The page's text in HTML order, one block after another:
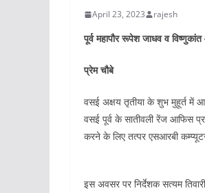
April 23, 2023 rajesh
पूर्व महापौर रूपेश जाधव व
प्रेम चौबे
वसई अक्षय तृतीया के शुभ मुहूर्त में
वसई पूर्व के सातीवली रेंज आफिस
करने के लिए तत्पर एसआरबी
इस अवसर पर निर्देशक सत्यम